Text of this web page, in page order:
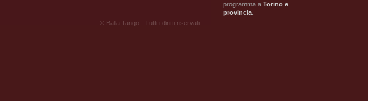
programma a Torino e
provincia
® Balla Tango - Tutti i diritti riservati